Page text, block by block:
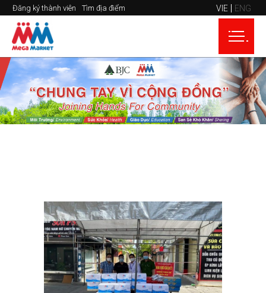
Đăng ký thành viên Tìm địa điểm VIE ENG